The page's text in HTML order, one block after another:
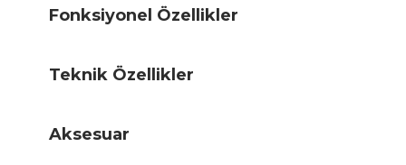
Fonksiyonel Özellikler
Teknik Özellikler
Aksesuar